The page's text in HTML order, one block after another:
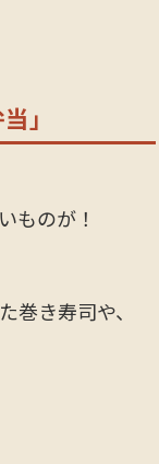
」
ものが！
巻き寿司や、